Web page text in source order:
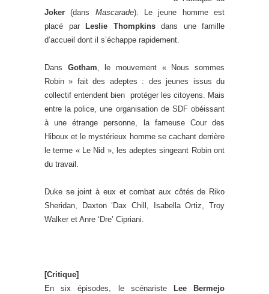
Joker (dans Mascarade). Le jeune homme est
placé par
Leslie Thompkinsdans une famille
d’accueil dont il s’échappe rapidement.
Dans Gotham, le mouvement « Nous sommes
Robin » fait des adeptes : des jeunes issus du
collectif entendent bien protéger les citoyens. Mais
entre la police, une organisation de SDF obéissant
à une étrange personne, la fameuse Cour des
Hiboux et le mystérieux homme se cachant derrière
le terme « Le Nid », les adeptes singeant Robin ont
du travail.
Duke se joint à eux et combat aux côtés de Riko
Sheridan, Daxton ‘Dax Chill, Isabella Ortiz, Troy
Walker et Anre ‘Dre’ Cipriani.
[Critique]
En six épisodes, le scénariste
Lee Bermejo